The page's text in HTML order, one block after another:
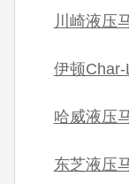
川崎液压
伊顿Char-
哈威液压
东芝液压